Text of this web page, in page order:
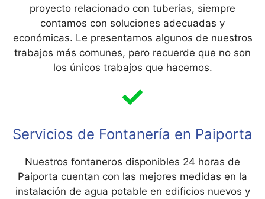
proyecto relacionado con tuberías, siempre
contamos con soluciones adecuadas y
económicas. Le presentamos algunos de nuestros
trabajos más comunes, pero recuerde que no son
los únicos trabajos que hacemos.
Servicios de Fontanería en Paiporta
Nuestros fontaneros disponibles 24 horas de
Paiporta cuentan con las mejores medidas en la
instalación de agua potable en edificios nuevos y